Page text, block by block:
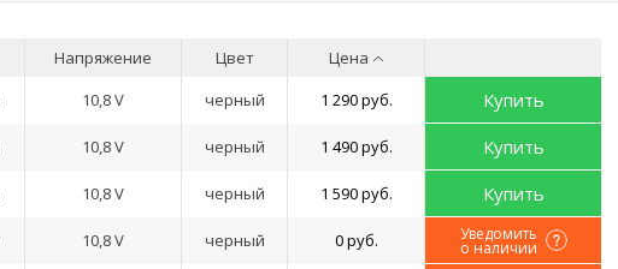
Напряжение Цвет
Цена
10,8 V черный 1 290 руб. Купить
10,8 V черный 1 490 руб. Купить
10,8 V черный 1 590 руб. Купить
10,8 V черный 0 руб. Уведомить
о наличии